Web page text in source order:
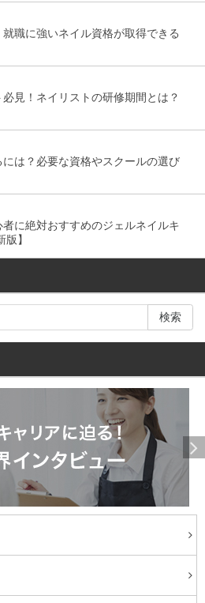
就職に強いネイル資格が取得できる
見！ネイリストの研修期間とは？
は？必要な資格やスクールの選び
に絶対おすすめのジェルネイルキ
】